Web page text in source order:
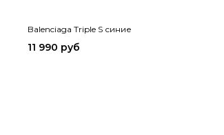
Balenciaga Triple S синие
11 990 руб